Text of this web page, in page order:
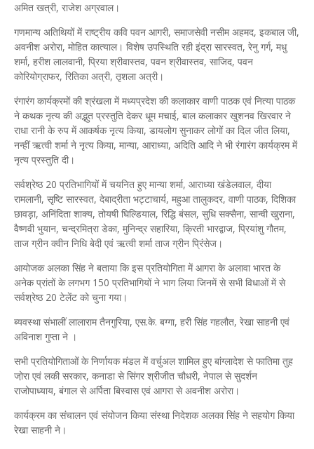
अमित खत्री, राजेश अग्रवाल।
गणमान्य अतिथियों में राष्ट्रीय कवि पवन आगरी, समाजसेवी नसीम अहमद, इकबाल जी,
अवनीश अरोरा, मोहित कात्याल। विशेष उपस्थिति रही इंद्रा सारस्वत, रेनु गर्ग, मधु
शर्मा, हरीश लालवानी, प्रिया श्रीवास्तव, पवन श्रीवास्तव, साजिद, पवन
कोरियोग्राफर, रितिका अत्री, तृशला अत्री।
रंगारंग कार्यक्रमों की श्रंखला में मध्यप्रदेश की कलाकार वाणी पाठक एवं नित्या पाठक
ने कथक नृत्य की अद्भुत प्रस्तुति देकर धूम मचाई, बाल कलाकार खुशनव खिरवार ने
राधा रानी के रुप में आकर्षक नृत्य किया, डायलोग सुनाकर लोगों का दिल जीत लिया,
नन्हीं ऋत्वी शर्मा ने नृत्य किया, मान्या, आराध्या, अदिति आदि ने भी रंगारंग कार्यक्रम में
नृत्य प्रस्तुति दी।
सर्वश्रेष्ठ 20 प्रतिभागियों में चयनित हुए मान्या शर्मा, आराध्या खंडेलवाल, दीया
रामलानी, सृष्टि सारस्वत, देबाद्रीता भट्टाचार्य, महुआ तालुकदर, वाणी पाठक, दिशिका
छावड़ा, अनिंदिता शाक्य, तोयषी घिल्डियाल, रिद्धि बंसल, सुधि सक्सैना, सान्वी खुराना,
वैष्णवी भुयान, चन्द्रमित्रा डेका, मुनिन्द्र सहारिया, क्रिती भारद्वाज, प्रियांशु गौतम,
ताज ग्रीन क्वीन निधि बेदी एवं ऋत्वी शर्मा ताज ग्रीन प्रिंसेज।
आयोजक अलका सिंह ने बताया कि इस प्रतियोगिता में आगरा के अलावा भारत के
अनेक प्रांतों के लगभग 150 प्रतिभागियों ने भाग लिया जिनमें से सभी विधाओं में से
सर्वश्रेष्ठ 20 टेलेंट को चुना गया।
ब्यवस्था संभालीं लालाराम तैनगुरिया, एस.के. बग्गा, हरी सिंह गहलौत, रेखा साहनी एवं
अविनाश गुप्ता ने ।
सभी प्रतियोगिताओं के निर्णायक मंडल में वर्चुअल शामिल हुए बांग्लादेश से फातिमा तुह
जो़रा एवं लकी सरकार, कनाडा से सिंगर श्रीजीत चौधरी, नेपाल से सुदर्शन
राजोपाध्याय, बंगाल से अर्पिता बिस्वास एवं आगरा से अवनीश अरोरा।
कार्यक्रम का संचालन एवं संयोजन किया संस्था निदेशक अलका सिंह ने सहयोग किया
रेखा साहनी ने।